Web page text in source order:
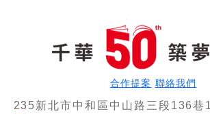
地方特考／
各類特考）
合作提案 聯絡我們
235新北市中和區中山路三段136巷